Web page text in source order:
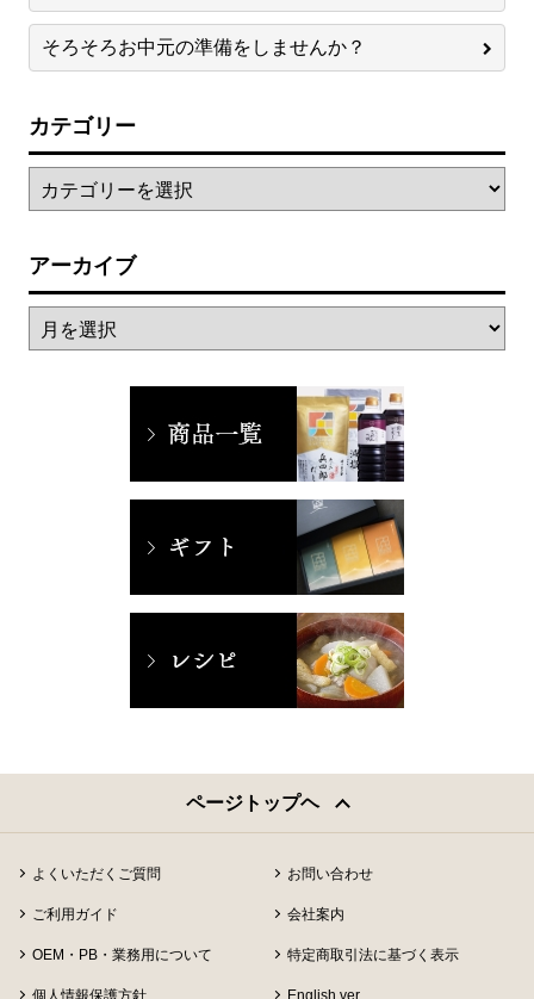
そろそろお中元の準備をしませんか？
カテゴリー
アーカイブ
ページトップヘ
よくいただくご質問 お問い合わせ
ご利用ガイド 会社案内
OEM・PB・業務用について 特定商取引法に基づく表示